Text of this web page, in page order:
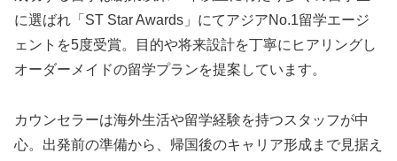
に選ばれ「ST Star Awards」にてアジアNo.1留学エージ
ェントを5度受賞。目的や将来設計を丁寧にヒアリングし
オーダーメイドの留学プランを提案しています。
カウンセラーは海外生活や留学経験を持つスタッフが中
心。出発前の準備から、帰国後のキャリア形成まで見据え